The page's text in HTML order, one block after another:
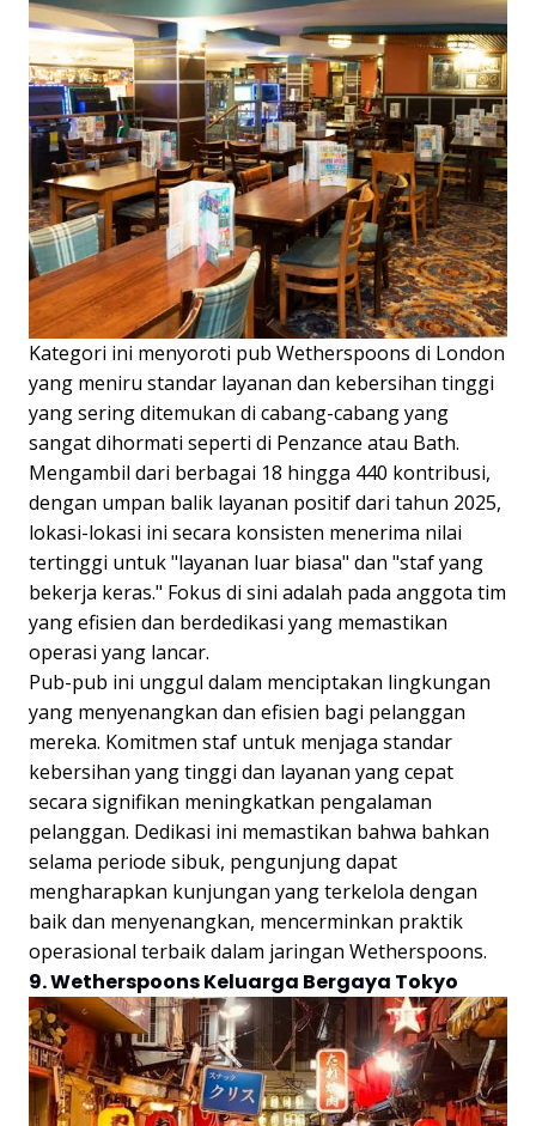
Kategori ini menyoroti pub Wetherspoons di London
yang meniru standar layanan dan kebersihan tinggi
yang sering ditemukan di cabang-cabang yang
sangat dihormati seperti di Penzance atau Bath.
Mengambil dari berbagai 18 hingga 440 kontribusi,
dengan umpan balik layanan positif dari tahun 2025,
lokasi-lokasi ini secara konsisten menerima nilai
tertinggi untuk "layanan luar biasa" dan "staf yang
bekerja keras." Fokus di sini adalah pada anggota tim
yang efisien dan berdedikasi yang memastikan
operasi yang lancar.
Pub-pub ini unggul dalam menciptakan lingkungan
yang menyenangkan dan efisien bagi pelanggan
mereka. Komitmen staf untuk menjaga standar
kebersihan yang tinggi dan layanan yang cepat
secara signifikan meningkatkan pengalaman
pelanggan. Dedikasi ini memastikan bahwa bahkan
selama periode sibuk, pengunjung dapat
mengharapkan kunjungan yang terkelola dengan
baik dan menyenangkan, mencerminkan praktik
operasional terbaik dalam jaringan Wetherspoons.
9. Wetherspoons Keluarga Bergaya Tokyo